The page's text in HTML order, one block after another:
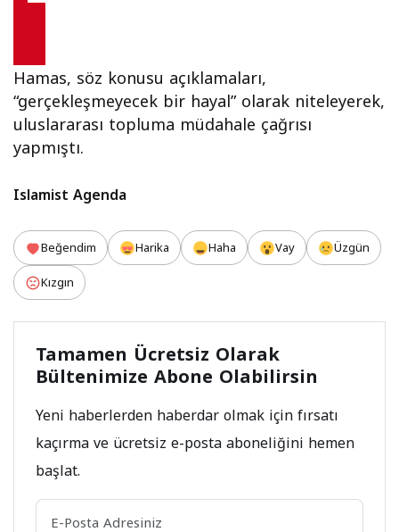
Hamas, söz konusu açıklamaları,
“gerçekleşmeyecek bir hayal” olarak niteleyerek,
uluslararası topluma müdahale çağrısı
yapmıştı.
Islamist Agenda
Beğendim Harika Haha Vay
Üzgün
Kızgın
Tamamen Ücretsiz Olarak
Bültenimize Abone Olabilirsin
Yeni haberlerden haberdar olmak için fırsatı
kaçırma ve ücretsiz e-posta aboneliğini hemen
başlat.